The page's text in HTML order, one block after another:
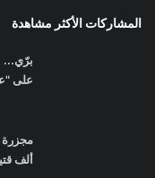
المشاركات الأكثر مشاهدة
برّي...
على
ألف